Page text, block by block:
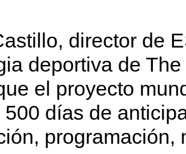
director de
deportiva de
el proyecto
500 días de
programación,